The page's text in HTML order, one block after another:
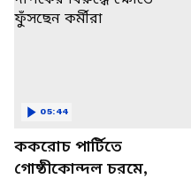
ককরোচ পার্টিতে
গোষ্ঠীকোন্দল চরমে,
05:44